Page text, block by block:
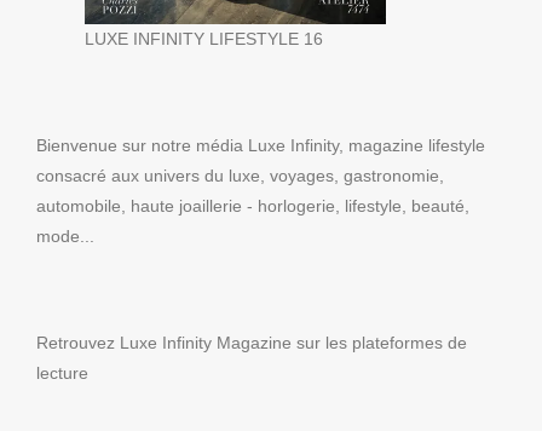
LUXE INFINITY LIFESTYLE 16
Bienvenue sur notre média Luxe Infinity, magazine lifestyle
consacré aux univers du luxe, voyages, gastronomie,
automobile, haute joaillerie - horlogerie, lifestyle, beauté,
mode...
Retrouvez Luxe Infinity Magazine sur les plateformes de
lecture